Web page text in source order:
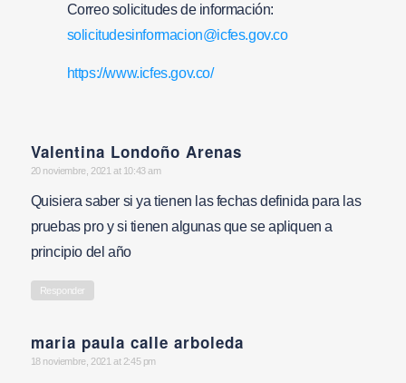
Correo solicitudes de información:
solicitudesinformacion@icfes.gov.co
https://www.icfes.gov.co/
Valentina Londoño Arenas
says:
20 noviembre, 2021 at 10:43 am
Quisiera saber si ya tienen las fechas definida para las
pruebas pro y si tienen algunas que se apliquen a
principio del año
Responder
maria paula calle arboleda
says:
18 noviembre, 2021 at 2:45 pm